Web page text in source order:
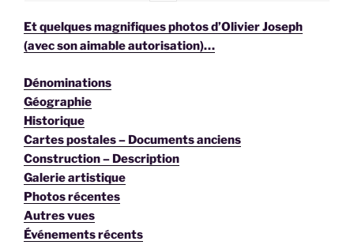
Et quelques magnifiques photos d’Olivier Joseph
(avec son aimable autorisation)…
Dénominations
Géographie
Historique
Cartes postales – Documents anciens
Construction – Description
Galerie artistique
Photos récentes
Autres vues
Événements récents